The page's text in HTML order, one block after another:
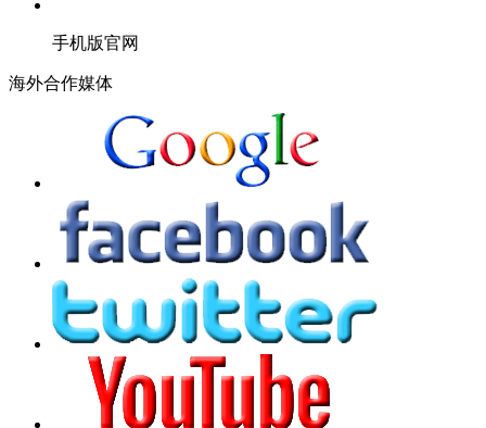
手机版官网
海外合作媒体